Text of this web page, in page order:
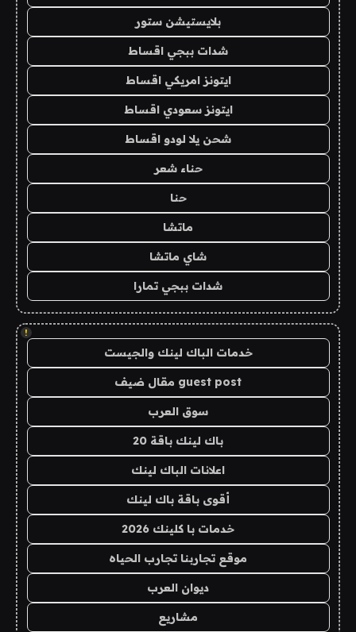
بلايستيشن ستور
شدات ببجي اقساط
ايتونز امريكي اقساط
ايتونز سعودي اقساط
شحن يلا لودو اقساط
حناء شعر
حنا
ماتشا
شاي ماتشا
شدات ببجي تمارا
!
خدمات الباك لينك والجيست
guest post مقال ضيف
سوق العرب
باك لينك باقة 20
اعلانات الباك لينك
أقوى باقة باك لينك
خدمات با كلينك 2026
موقع تجاربنا تجارب الحياه
ديوان العرب
مشاريع